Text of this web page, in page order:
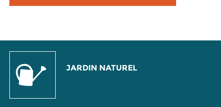
JARDIN NATUREL